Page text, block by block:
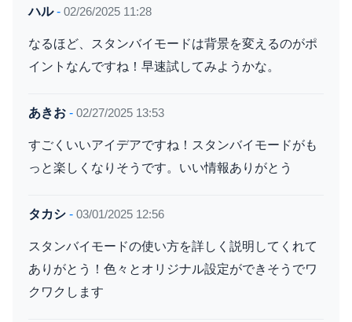
ハル- 02/26/2025 11:28
なるほど、スタンバイモードは背景を変えるのがポ
イントなんですね！早速試してみようかな。
あきお - 02/27/2025 13:53
すごくいいアイデアですね！スタンバイモードがも
っと楽しくなりそうです。いい情報ありがとう
タカシ - 03/01/2025 12:56
スタンバイモードの使い方を詳しく説明してくれて
ありがとう！色々とオリジナル設定ができそうでワ
クワクします